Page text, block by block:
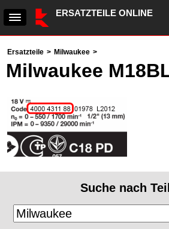
ERSATZTEILE ONLINE
Ersatzteile > Milwaukee >
Milwaukee
Suche nach